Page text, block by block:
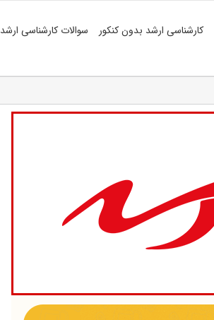
کارشناسی ارشد بدون کنکور سوالات کارشناسی ارشد